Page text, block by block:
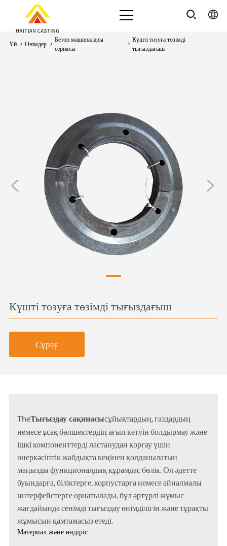
Үй > Өнімдер >
Бетон машиналары
сериясы
>
Күшті тозуға төзімді
тығыздағыш
>
<
Күшті тозуға төзімді тығыздағыш
Сұрау
TheТығыздау сақинасысұйықтардың, газдардың
немесе ұсақ бөлшектердің ағып кетуін болдырмау және
ішкі компоненттерді ластанудан қорғау үшін
өнеркәсіптік жабдықта кеңінен қолданылатын
маңызды функционалдық құрамдас бөлік. Ол әдетте
буындарға, біліктерге, корпустарға немесе айналмалы
интерфейстерге орнатылады, бұл әртүрлі жұмыс
жағдайында сенімді тығыздау өнімділігін және тұрақты
жұмысын қамтамасыз етеді.
Материал және өндіріс